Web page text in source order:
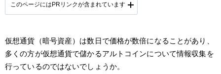
このページにはPRリンクが含まれています
提携会社一覧
仮想通貨（暗号資産）は数日で価格が数倍になることがあり、
多くの方が仮想通貨で儲かるアルトコインについて情報収集を
行っているのではないでしょうか。